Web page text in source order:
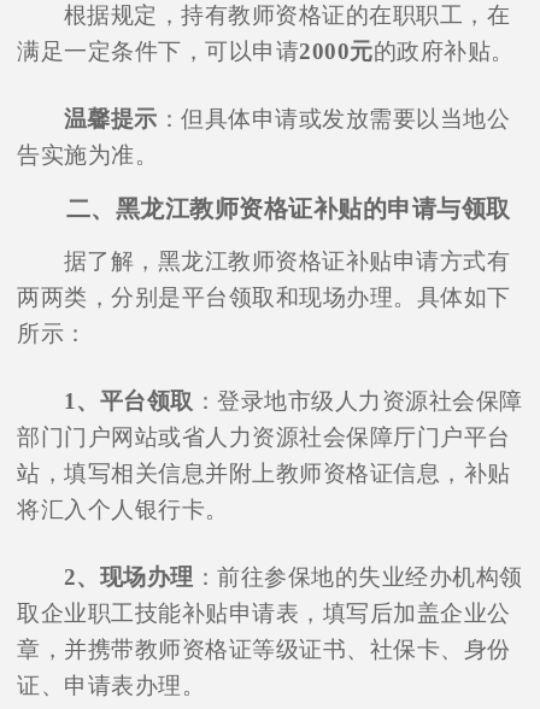
根据规定，持有教师资格证的在职职工，在
满足一定条件下，可以申请2000元的政府补贴。
温馨提示 ：但具体申请或发放需要以当地公
告实施为准。
二、黑龙江教师资格证补贴的申请与领取
据了解，黑龙江教师资格证补贴申请方式有
两两类，分别是平台领取和现场办理。具体如下
所示：
1、平台领取 ：登录地市级人力资源社会保障
部门门户网站或省人力资源社会保障厅门户平台
站，填写相关信息并附上教师资格证信息，补贴
将汇入个人银行卡。
2、现场办理 ：前往参保地的失业经办机构领
取企业职工技能补贴申请表，填写后加盖企业公
章，并携带教师资格证等级证书、社保卡、身份
证、申请表办理。